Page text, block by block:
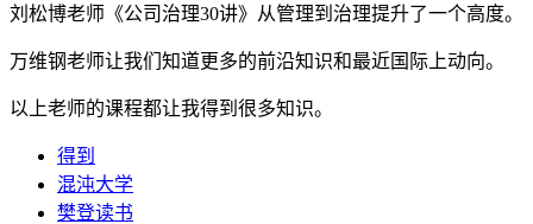
刘松博老师《公司治理30讲》从管理到治理提升了一个高度。
万维钢老师让我们知道更多的前沿知识和最近国际上动向。
以上老师的课程都让我得到很多知识。
得到
混沌大学
樊登读书